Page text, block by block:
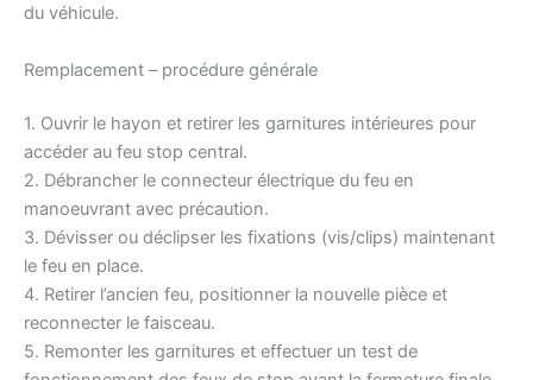
du véhicule.
Remplacement – procédure générale
1. Ouvrir le hayon et retirer les garnitures intérieures pour
accéder au feu stop central.
2. Débrancher le connecteur électrique du feu en
manoeuvrant avec précaution.
3. Dévisser ou déclipser les fixations (vis/clips) maintenant
le feu en place.
4. Retirer l’ancien feu, positionner la nouvelle pièce et
reconnecter le faisceau.
5. Remonter les garnitures et effectuer un test de